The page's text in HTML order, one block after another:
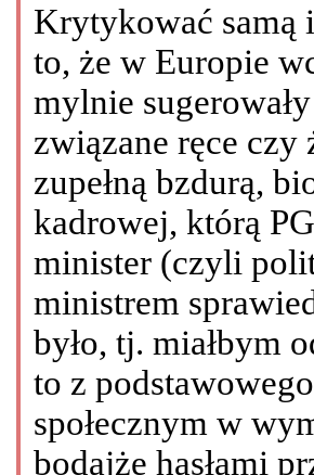
Krytykować samą
to, że w Europie
mylnie
związane ręce czy
zupełną bzdurą,
kadrowej, którą
minister (czyli
ministrem
było, tj. miałbym
to z
społecznym w
bodajże hasłami